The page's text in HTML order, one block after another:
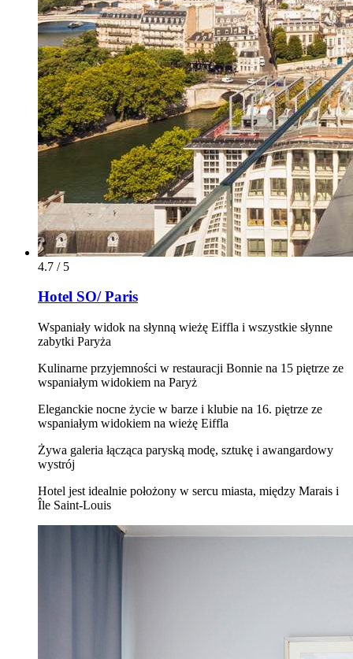
4.7 / 5
Hotel SO/ Paris
Wspaniały widok na słynną wieżę Eiffla i wszystkie słynne
zabytki Paryża
Kulinarne przyjemności w restauracji Bonnie na 15 piętrze ze
wspaniałym widokiem na Paryż
Eleganckie nocne życie w barze i klubie na 16. piętrze ze
wspaniałym widokiem na wieżę Eiffla
Żywa galeria łącząca paryską modę, sztukę i awangardowy
wystrój
Hotel jest idealnie położony w sercu miasta, między Marais i
Île Saint-Louis